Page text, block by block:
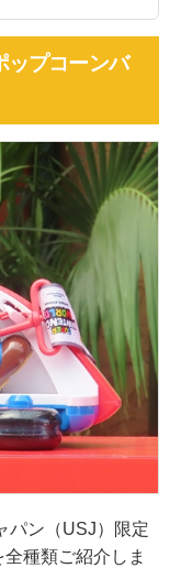
ップコーンバ
パン（USJ）限定
種類ご紹介しま